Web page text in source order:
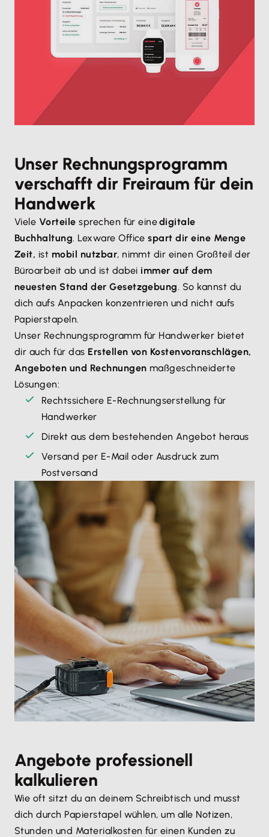
Unser Rechnungsprogramm
verschafft dir Freiraum für dein
Handwerk
Viele Vorteile sprechen für einedigitale
Buchhaltung. Lexware Officespart dir eine Menge
Zeit, ist mobil nutzbar, nimmt dir einen Großteil der
Büroarbeit ab und ist dabei immer auf dem
neuesten Stand der Gesetzgebung. So kannst du
dich aufs Anpacken konzentrieren und nicht aufs
Papierstapeln.
Unser Rechnungsprogramm für Handwerker bietet
dir auch für das Erstellen von Kostenvoranschlägen,
Angeboten und Rechnungen maßgeschneiderte
Lösungen:
Rechtssichere E-Rechnungserstellung für
Handwerker
Direkt aus dem bestehenden Angebot heraus
Versand per E-Mail oder Ausdruck zum
Postversand
Angebote professionell
kalkulieren
Wie oft sitzt du an deinem Schreibtisch und musst
dich durch Papierstapel wühlen, um alle Notizen,
Stunden und Materialkosten für einen Kunden zu